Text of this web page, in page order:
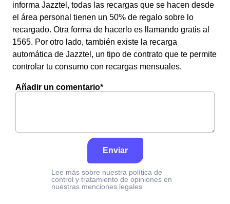
informa Jazztel, todas las recargas que se hacen desde
el área personal tienen un 50% de regalo sobre lo
recargado. Otra forma de hacerlo es llamando gratis al
1565. Por otro lado, también existe la recarga
automática de Jazztel, un tipo de contrato que te permite
controlar tu consumo con recargas mensuales.
Añadir un comentario*
Enviar
Lee más sobre nuestra política de
control y tratamiento de opiniones en
nuestras menciones legales